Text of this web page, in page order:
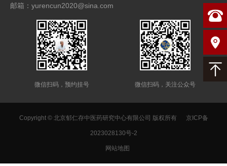
邮箱：yurencun2020@sina.com
微信扫码，预约挂号 微信扫码，关注公众号
Copyright © 北京郁仁存中医药研究中心有限公司 版权所有 京ICP备
2023028130号-2
网站地图